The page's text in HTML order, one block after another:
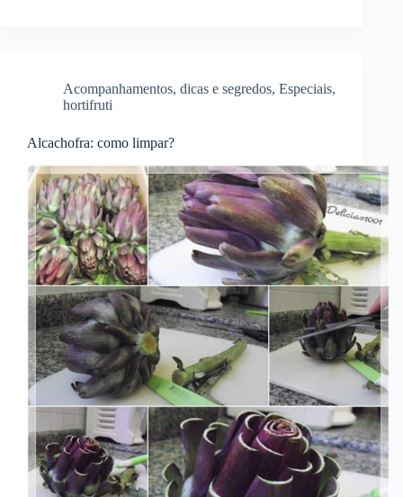
Acompanhamentos, dicas e segredos, Especiais,
hortifruti
Alcachofra: como limpar?